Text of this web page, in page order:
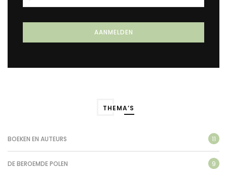
THEMA’S
BOEKEN EN AUTEURS 11
DE BEROEMDE POLEN 9